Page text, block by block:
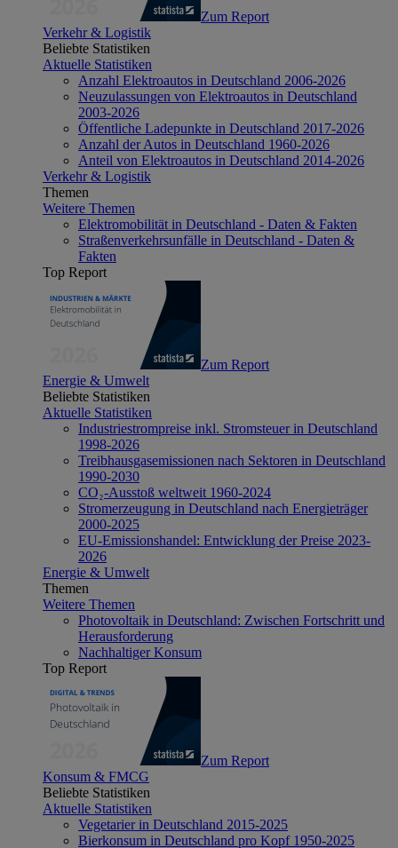
Zum Report
Verkehr & Logistik
Beliebte Statistiken
Aktuelle Statistiken
Anzahl Elektroautos in Deutschland 2006-2026
Neuzulassungen von Elektroautos in Deutschland
2003-2026
Öffentliche Ladepunkte in Deutschland 2017-2026
Anzahl der Autos in Deutschland 1960-2026
Anteil von Elektroautos in Deutschland 2014-2026
Verkehr & Logistik
Themen
Weitere Themen
Elektromobilität in Deutschland - Daten & Fakten
Straßenverkehrsunfälle in Deutschland - Daten &
Fakten
Top Report
Zum Report
Energie & Umwelt
Beliebte Statistiken
Aktuelle Statistiken
Industriestrompreise inkl. Stromsteuer in Deutschland
1998-2026
Treibhausgasemissionen nach Sektoren in Deutschland
1990-2030
CO₂-Ausstoß weltweit 1960-2024
Stromerzeugung in Deutschland nach Energieträger
2000-2025
EU-Emissionshandel: Entwicklung der Preise 2023-
2026
Energie & Umwelt
Themen
Weitere Themen
Photovoltaik in Deutschland: Zwischen Fortschritt und
Herausforderung
Nachhaltiger Konsum
Top Report
Zum Report
Konsum & FMCG
Beliebte Statistiken
Aktuelle Statistiken
Vegetarier in Deutschland 2015-2025
Bierkonsum in Deutschland pro Kopf 1950-2025